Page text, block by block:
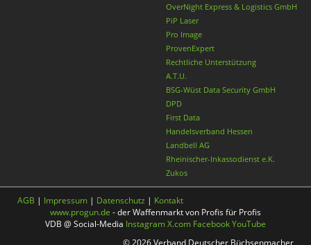
OverNight Express & Logistics GmbH
PiP Laser
Pro Image
ProvenExpert
Rechtliche Unterstützung
A.T.U.
BSG-Wüst Data Security GmbH
DPD
First Data
Handelsverband Hessen
Landbell AG
Rheinischer-Inkassodienst e.K.
Zukos
AGB | Impressum | Datenschutz | Kontakt
www.progun.de - der Waffenmarkt von Profis für Profis
VDB @ Social-Media InstagramX.com FacebookYouTube
© 2026 Verband Deutscher Büchsenmacher